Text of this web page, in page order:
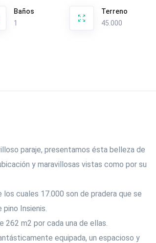
Baños
1
Terreno
45.000
paraje, presentamos ésta belleza de
y maravillosas vistas como por su
cuales 17.000 son de pradera que se
Insienis.
262 m2 por cada una de ellas.
equipada, un espacioso y